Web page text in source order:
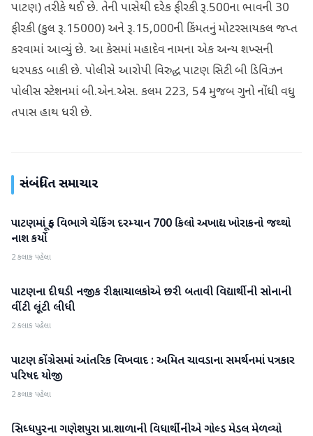
પાટણ) તરીકે થઈ છે. તેની પાસેથી દરેક ફીરકી રૂ.500ના ભાવની 30
ફીરકી (કુલ રૂ.15000) અને રૂ.15,000ની કિંમતનું મોટરસાયકલ જપ્ત
કરવામાં આવ્યું છે. આ કેસમાં મહાદેવ નામના એક અન્ય શખ્સની
ધરપકડ બાકી છે. પોલીસે આરોપી વિરુદ્ધ પાટણ સિટી બી ડિવિઝન
પોલીસ સ્ટેશનમાં બી.એન.એસ. કલમ 223, 54 મુજબ ગુનો નોંધી વધુ
તપાસ હાથ ધરી છે.
સંબંધિત સમાચાર
પાટણ
પાટણમાં ફૂડ વિભાગે ચેકિંગ દરમ્યાન 700 કિલો અખાદ્ય ખોરાકનો જથ્થો
નાશ કર્યો
2 કલાક પહેલા
પાટણ
પાટણના દીઘડી નજીક રીક્ષાચાલકોએ છરી બતાવી વિદ્યાર્થીની સોનાની
વીંટી લૂંટી લીધી
2 કલાક પહેલા
પાટણ
પાટણ કોંગ્રેસમાં આંતરિક વિખવાદ : અમિત ચાવડાના સમર્થનમાં પત્રકાર
પરિષદ યોજી
2 કલાક પહેલા
પાટણ
સિધ્ધપુરના ગણેશપુરા પ્રા.શાળાની વિધાર્થીનીએ ગોલ્ડ મેડલ મેળવ્યો